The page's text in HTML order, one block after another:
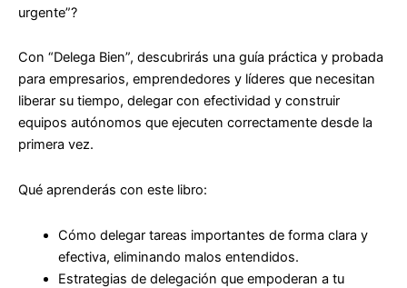
urgente”?
Con “Delega Bien”, descubrirás una guía práctica y probada
para empresarios, emprendedores y líderes que necesitan
liberar su tiempo, delegar con efectividad y construir
equipos autónomos que ejecuten correctamente desde la
primera vez.
Qué aprenderás con este libro:
Cómo delegar tareas importantes de forma clara y
efectiva, eliminando malos entendidos.
Estrategias de delegación que empoderan a tu